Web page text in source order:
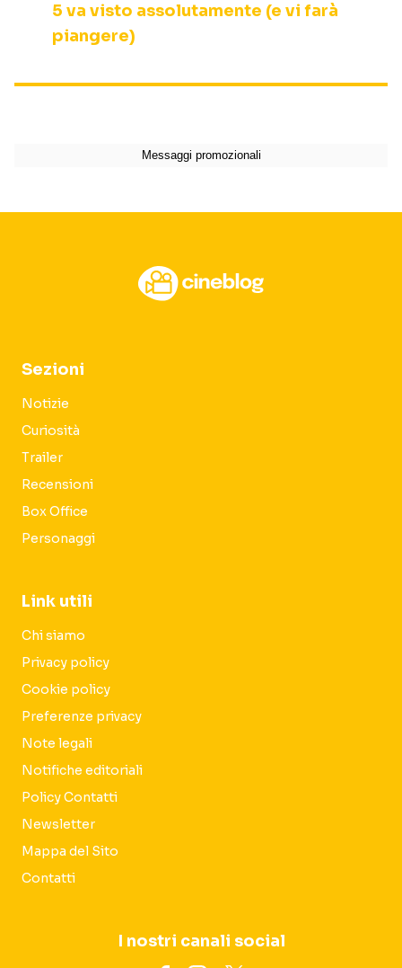
5 va visto assolutamente (e vi farà
piangere)
Sezioni
Notizie
Curiosità
Trailer
Recensioni
Box Office
Personaggi
Link utili
Chi siamo
Privacy policy
Cookie policy
Preferenze privacy
Note legali
Notifiche editoriali
Policy Contatti
Newsletter
Mappa del Sito
Contatti
I nostri canali social